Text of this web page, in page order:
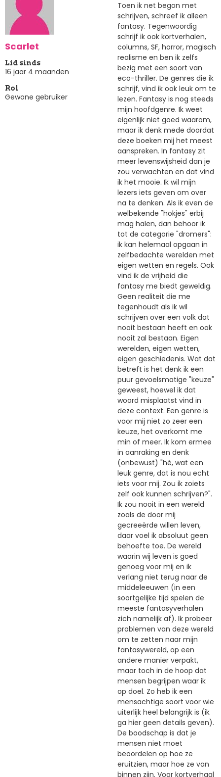
Scarlet
Lid sinds
16 jaar 4 maanden
Rol
Gewone gebruiker
Toen ik net begon met
schrijven, schreef ik alleen
fantasy. Tegenwoordig
schrijf ik ook kortverhalen,
columns, SF, horror, magisch
realisme en ben ik zelfs
bezig met een soort van
eco-thriller. De genres die ik
schrijf, vind ik ook leuk om te
lezen. Fantasy is nog steeds
mijn hoofdgenre. Ik weet
eigenlijk niet goed waarom,
maar ik denk mede doordat
deze boeken mij het meest
aanspreken. In fantasy zit
meer levenswijsheid dan je
zou verwachten en dat vind
ik het mooie. Ik wil mijn
lezers iets geven om over
na te denken. Als ik even de
welbekende "hokjes" erbij
mag halen, dan behoor ik
tot de categorie "dromers":
ik kan helemaal opgaan in
zelfbedachte werelden met
eigen wetten en regels. Ook
vind ik de vrijheid die
fantasy me biedt geweldig.
Geen realiteit die me
tegenhoudt als ik wil
schrijven over een volk dat
nooit bestaan heeft en ook
nooit zal bestaan. Eigen
werelden, eigen wetten,
eigen geschiedenis. Wat dat
betreft is het denk ik een
puur gevoelsmatige "keuze"
geweest, hoewel ik dat
woord misplaatst vind in
deze context. Een genre is
voor mij niet zo zeer een
keuze, het overkomt me
min of meer. Ik kom ermee
in aanraking en denk
(onbewust) "hé, wat een
leuk genre, dat is nou echt
iets voor mij. Zou ik zoiets
zelf ook kunnen schrijven?".
Ik zou nooit in een wereld
zoals de door mij
gecreeërde willen leven,
daar voel ik absoluut geen
behoefte toe. De wereld
waarin wij leven is goed
genoeg voor mij en ik
verlang niet terug naar de
middeleeuwen (in een
soortgelijke tijd spelen de
meeste fantasyverhalen
zich namelijk af). Ik probeer
problemen van deze wereld
om te zetten naar mijn
fantasywereld, op een
andere manier verpakt,
maar toch in de hoop dat
mensen begrijpen waar ik
op doel. Zo heb ik een
mensachtige soort voor wie
uiterlijk heel belangrijk is (ik
ga hier geen details geven).
De boodschap is dat je
mensen niet moet
beoordelen op hoe ze
eruitzien, maar hoe ze van
binnen zijn. Voor kortverhaal